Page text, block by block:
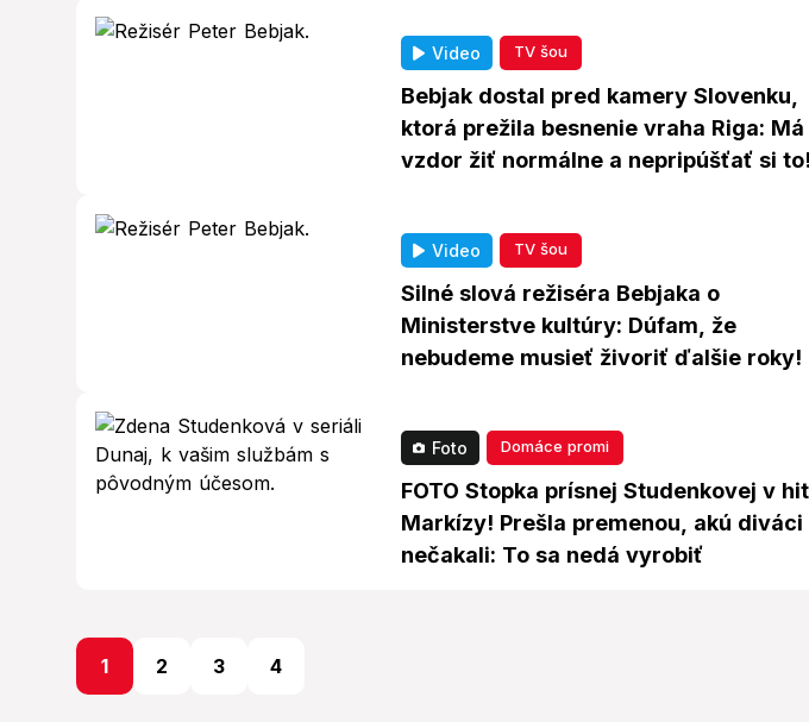
Video TV šou
Bebjak dostal pred kamery Slovenku,
ktorá prežila besnenie vraha Riga: Má
vzdor žiť normálne a nepripúšťať si to!
Video TV šou
Silné slová režiséra Bebjaka o
Ministerstve kultúry: Dúfam, že
nebudeme musieť živoriť ďalšie roky!
Foto Domáce promi
FOTO Stopka prísnej Studenkovej v
Markízy! Prešla premenou, akú diváci
nečakali: To sa nedá vyrobiť
1 2 3 4